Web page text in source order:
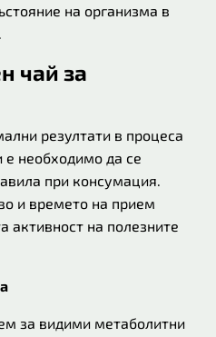
на организма в
чай за
резултати в процеса
е необходимо да се
при консумация.
и времето на прием
активност на полезните
за видими метаболитни